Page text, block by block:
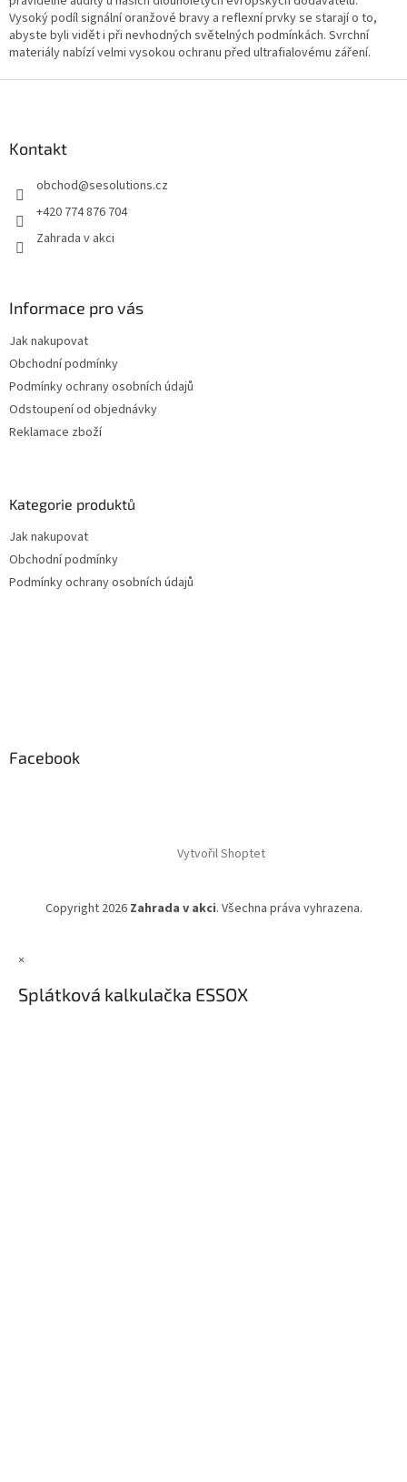
Vysoký podíl signální oranžové bravy a reflexní prvky se starají o to,
abyste byli vidět i při nevhodných světelných podmínkách. Svrchní
materiály nabízí velmi vysokou ochranu před ultrafialovému záření.
Kontakt
obchod@sesolutions.cz
+420 774 876 704
Zahrada v akci
Informace pro vás
Jak nakupovat
Obchodní podmínky
Podmínky ochrany osobních údajů
Odstoupení od objednávky
Reklamace zboží
Kategorie produktů
Jak nakupovat
Obchodní podmínky
Podmínky ochrany osobních údajů
Facebook
Vytvořil Shoptet
Copyright 2026 Zahrada v akci. Všechna práva vyhrazena.
×
Splátková kalkulačka ESSOX